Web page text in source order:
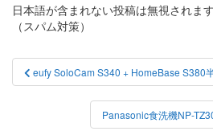
日本語が含まれない投稿は無視されま
（スパム対策）
投
稿
eufy SoloCam S340 + HomeBase S380
Panasonic食洗機NP-